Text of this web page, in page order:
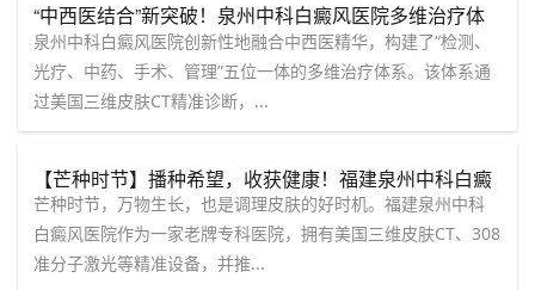
“中西医结合”新突破！泉州中科白癜风医院多维治疗体
系让白斑不再难治
泉州中科白癜风医院创新性地融合中西医精华，构建了“检测、
光疗、中药、手术、管理”五位一体的多维治疗体系。该体系通
过美国三维皮肤CT精准诊断，...
【芒种时节】播种希望，收获健康！福建泉州中科白癜
风医院助您抓住初夏复色良机
芒种时节，万物生长，也是调理皮肤的好时机。福建泉州中科
白癜风医院作为一家老牌专科医院，拥有美国三维皮肤CT、308
准分子激光等精准设备，并推...